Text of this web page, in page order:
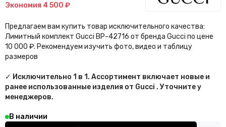
Экономия 4 500 ₽
Предлагаем вам купить товар исключительного качества:
Лимитный комплект Gucci BP-42716 от бренда Gucci по цене
10 000 ₽. Рекомендуем изучить фото, видео и таблицу
размеров
✓ Исключительно 1 в 1. Ассортимент включает новые и
ранее использованные изделия от Gucci . Уточните у
менеджеров.
В наличии